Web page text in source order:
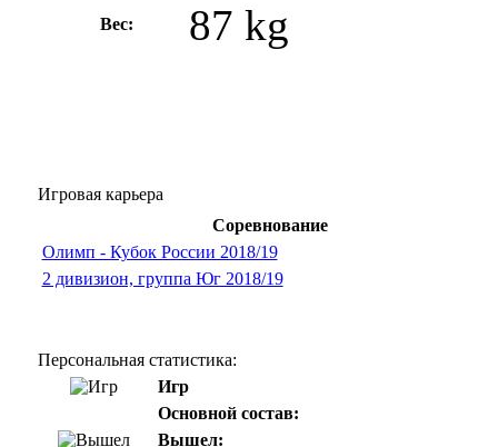
Вес: 87 kg
Игровая карьера
Соревнование
Олимп - Кубок России 2018/19
2 дивизион, группа Юг 2018/19
Персональная статистика:
Игр
Основной состав:
Вышел: